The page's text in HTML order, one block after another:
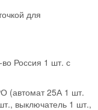
для
Россия 1 шт. с
(автомат 25А 1 шт.
выключатель 1 шт.,